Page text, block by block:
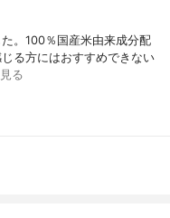
。100％国産米由来成分配
る方にはおすすめできない
る